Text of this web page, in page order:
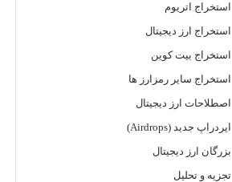
استخراج اتریوم
استخراج ارز دیجیتال
استخراج بیت کوین
استخراج سایر رمزارز ها
اصطلاحات ارز دیجیتال
ایردراپ جدید (Airdrops)
بزرگان ارز دیجیتال
تجزیه و تحلیل